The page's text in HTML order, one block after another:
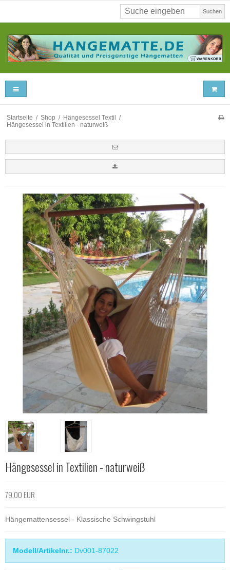
Suchen
Startseite / Shop / Hängesessel Textil
/
Hängesessel in Textilien - naturweiß
Hängesessel in Textilien - naturweiß
79,00 EUR
Hängemattensessel - Klassische Schwingstuhl
Modell/Artikelnr.: Dv001-87022